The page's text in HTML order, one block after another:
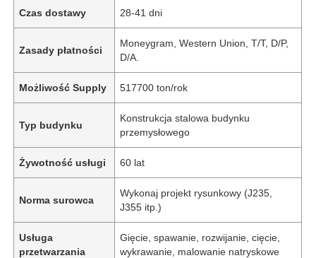
Czas dostawy 28-41 dni
Zasady płatności
Moneygram, Western Union, T/T, D/P,
D/A.
Możliwość Supply 517700 ton/rok
Typ budynku
Konstrukcja stalowa budynku
przemysłowego
Żywotność usługi 60 lat
Norma surowca
Wykonaj projekt rysunkowy (J235,
J355 itp.)
Usługa
przetwarzania
Gięcie, spawanie, rozwijanie, cięcie,
wykrawanie, malowanie natryskowe